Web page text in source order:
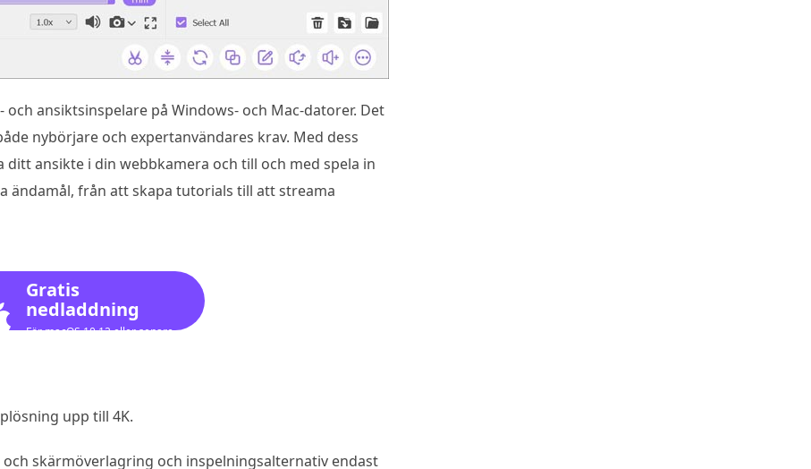
och ansiktsinspelare på Windows- och Mac-datorer. Det
nybörjare och expertanvändares krav. Med dess
ansikte i din webbkamera och till och med spela in
ändamål, från att skapa tutorials till att streama
Gratis
nedladdning
För macOS 10.12 eller senare
upp till 4K.
skärmöverlagring och inspelningsalternativ endast